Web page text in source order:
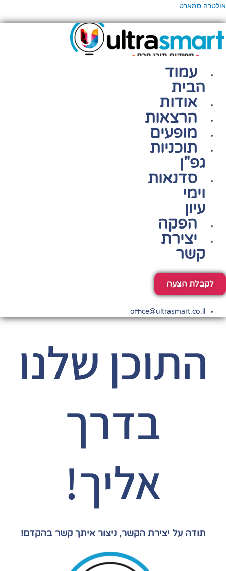
דילוג
אולטרה סמארט
תפריט
עמוד
הבית
אודות
הרצאות
מופעים
תוכניות
גפ"ן
סדנאות
וימי
עיון
הפקה
יצירת
קשר
לקבלת הצעה
office@ultrasmart.co.il
התוכן שלנו
בדרך
אליך!
תודה על יצירת הקשר, ניצור איתך קשר בהקדם!